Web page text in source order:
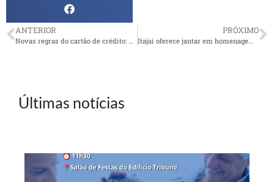
ANTERIOR PRÓXIMO
Itajaí oferece jantar em homenagem às mães
Últimas notícias